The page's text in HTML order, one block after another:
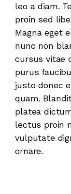
leo a diam.
proin sed
Magna eget
nunc non
cursus vitae
purus
justo donec
quam.
platea
lectus proin
vulputate
ornare.